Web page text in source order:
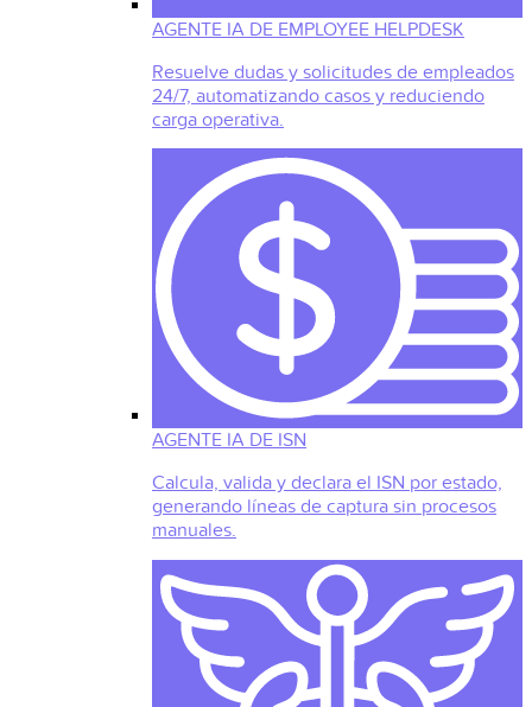
AGENTE IA DE EMPLOYEE HELPDESK
Resuelve dudas y solicitudes de empleados
24/7, automatizando casos y reduciendo
carga operativa.
AGENTE IA DE ISN
Calcula, valida y declara el ISN por estado,
generando líneas de captura sin procesos
manuales.